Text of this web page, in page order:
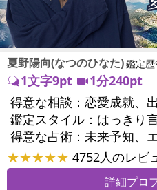
夏野陽向(なつのひなた)鑑定
1文字9pt
1分240pt
得意な相談：
鑑定スタイル：
得意な占術：
★★★★★ 4752人のレビ
詳細プロ